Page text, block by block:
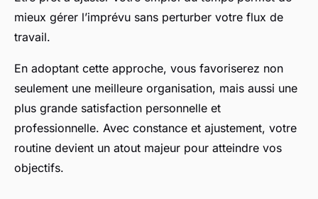
mieux gérer l’imprévu sans perturber votre flux de
travail.
En adoptant cette approche, vous favoriserez non
seulement une meilleure organisation, mais aussi une
plus grande satisfaction personnelle et
professionnelle. Avec constance et ajustement, votre
routine devient un atout majeur pour atteindre vos
objectifs.